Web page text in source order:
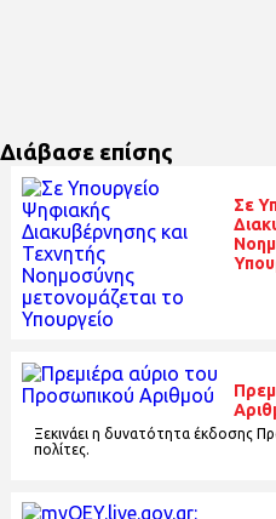
Διάβασε επίσης
Σε
Ξεκινάει η δυνατότητα έκδοσης
πολίτες.